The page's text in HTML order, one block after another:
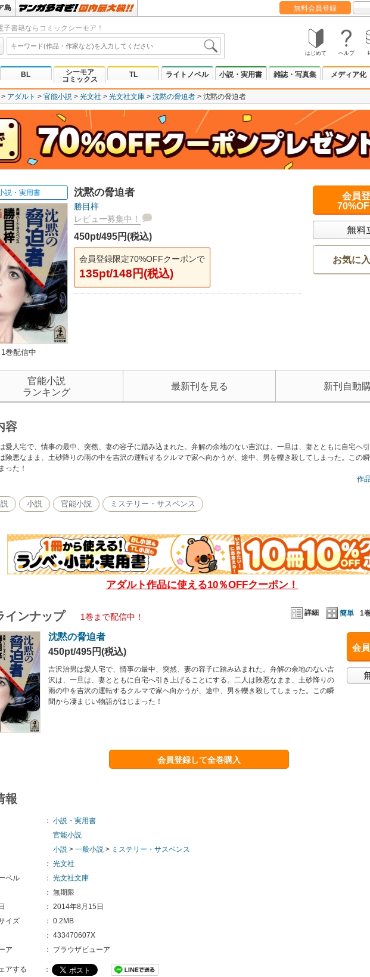
島 無料会員登録
書籍ならコミックシーモア！
はじめて ヘルプ
BL
シーモア
コミックス
TL ライトノベル 小説・実用書 雑誌・写真集 メディア化
アダルト 官能小説 光文社 光文社文庫 沈黙の脅迫者 沈黙の脅迫者
説・実用書
1巻配信中
沈黙の脅迫者
勝目梓
レビュー募集中！
450pt/495円(税込)
会員登録限定70%OFFクーポンで
135pt/148円(税込)
会員
お気に
官能小説
ランキング
最新刊を見る 新刊自動
容
愛人宅で、情事の最中、突然、妻の容子に踏み込まれた。弁解の余地のない吉沢は、一旦は、妻とともに自宅へ
険悪なまま、土砂降りの雨の中を吉沢の運転するクルマで家へ向かうが、途中、男を轢き殺してしまった。この
った！
作
小説 官能小説 ミステリー・サスペンス
アダルト作品に使える10％OFFクーポン！
詳細 簡単 1
インナップ 1巻まで配信中！
会
沈黙の脅迫者
450pt/495円(税込)
吉沢治男は愛人宅で、情事の最中、突然、妻の容子に踏み込まれた。弁解の余地のない吉
沢は、一旦は、妻とともに自宅へ引き上げることにする。二人は険悪なまま、土砂降りの
雨の中を吉沢の運転するクルマで家へ向かうが、途中、男を轢き殺してしまった。この瞬
間から凄まじい物語がはじまった！
会員登録して全巻購入
報
： 小説・実用書
官能小説
小説 > 一般小説 > ミステリー・サスペンス
： 光文社
ベル
： 光文社文庫
： 無期限
： 2014年8月15日
イズ
： 0.2MB
： 433470607X
ア
： ブラウザビューア
アする ：